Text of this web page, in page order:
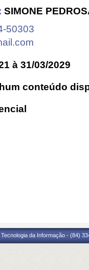
SIMONE
50303
à 31/03/2029
conteúdo
da Informação - (84)